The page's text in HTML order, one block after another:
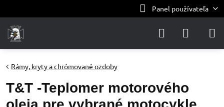
Panel používateľa
Rámy, kryty a chrómované ozdoby
T&T -Teplomer motorového